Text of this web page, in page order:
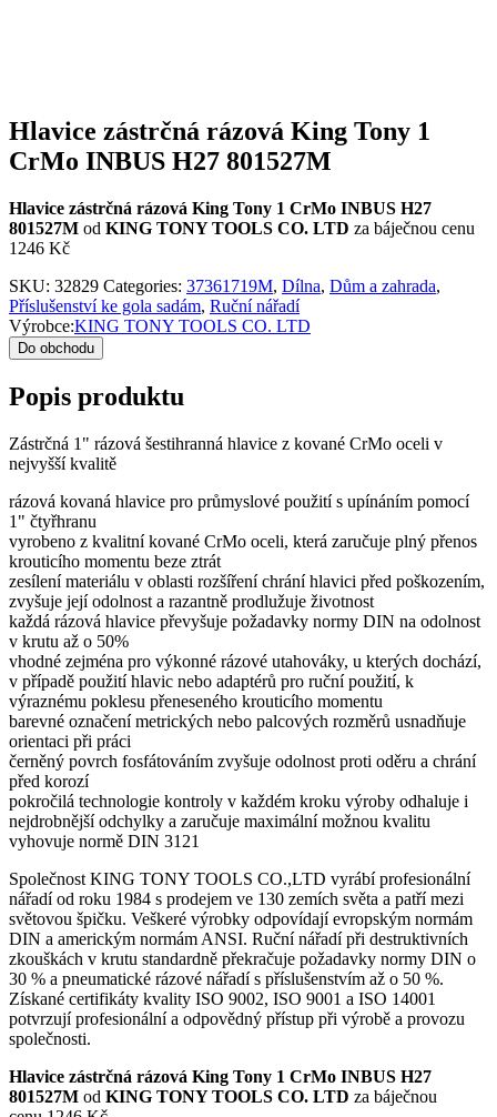
Hlavice zástrčná rázová King Tony 1
CrMo INBUS H27 801527M
Hlavice zástrčná rázová King Tony 1 CrMo INBUS H27
801527M od KING TONY TOOLS CO. LTD za báječnou cenu
1246 Kč
SKU: 32829 Categories: 37361719M, Dílna, Dům a zahrada,
Příslušenství ke gola sadám, Ruční nářadí
Výrobce:KING TONY TOOLS CO. LTD
Do obchodu
Popis produktu
Zástrčná 1" rázová šestihranná hlavice z kované CrMo oceli v
nejvyšší kvalitě
rázová kovaná hlavice pro průmyslové použití s upínáním pomocí
1" čtyřhranu
vyrobeno z kvalitní kované CrMo oceli, která zaručuje plný přenos
krouticího momentu beze ztrát
zesílení materiálu v oblasti rozšíření chrání hlavici před poškozením,
zvyšuje její odolnost a razantně prodlužuje životnost
každá rázová hlavice převyšuje požadavky normy DIN na odolnost
v krutu až o 50%
vhodné zejména pro výkonné rázové utahováky, u kterých dochází,
v případě použití hlavic nebo adaptérů pro ruční použití, k
výraznému poklesu přeneseného krouticího momentu
barevné označení metrických nebo palcových rozměrů usnadňuje
orientaci při práci
černěný povrch fosfátováním zvyšuje odolnost proti oděru a chrání
před korozí
pokročilá technologie kontroly v každém kroku výroby odhaluje i
nejdrobnější odchylky a zaručuje maximální možnou kvalitu
vyhovuje normě DIN 3121
Společnost KING TONY TOOLS CO.,LTD vyrábí profesionální
nářadí od roku 1984 s prodejem ve 130 zemích světa a patří mezi
světovou špičku. Veškeré výrobky odpovídají evropským normám
DIN a americkým normám ANSI. Ruční nářadí při destruktivních
zkouškách v krutu standardně překračuje požadavky normy DIN o
30 % a pneumatické rázové nářadí s příslušenstvím až o 50 %.
Získané certifikáty kvality ISO 9002, ISO 9001 a ISO 14001
potvrzují profesionální a odpovědný přístup při výrobě a provozu
společnosti.
Hlavice zástrčná rázová King Tony 1 CrMo INBUS H27
801527M od KING TONY TOOLS CO. LTD za báječnou